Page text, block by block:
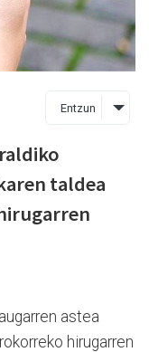
Entzun
taldea
astea
hirugarren